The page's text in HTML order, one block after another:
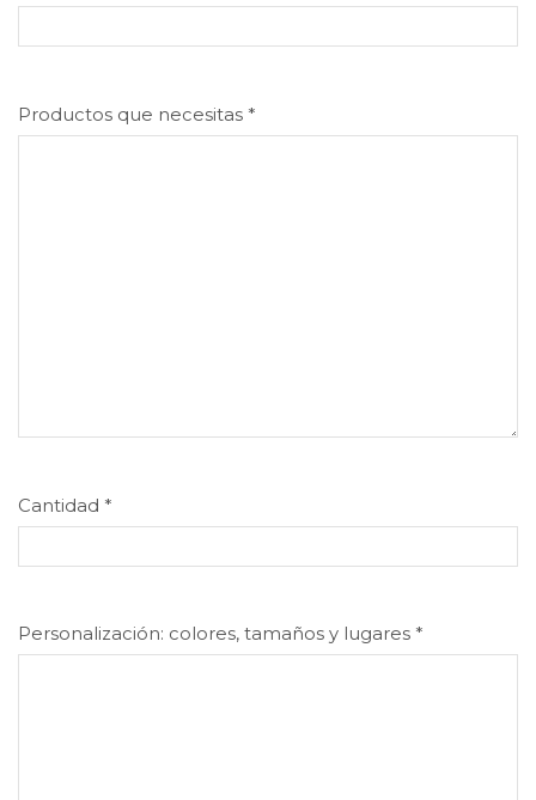
Productos que necesitas *
Cantidad *
Personalización: colores, tamaños y lugares *